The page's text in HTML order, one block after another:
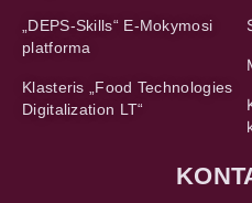
„DEPS-Skills“ E-Mokymosi
platforma
Klasteris „Food Technologies
Digitalization LT“